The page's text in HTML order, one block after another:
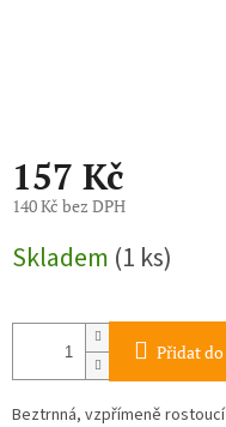
157 Kč
140 Kč bez DPH
cena:
Skladem (1 ks)
Přidat
Beztrnná, vzpřímeně